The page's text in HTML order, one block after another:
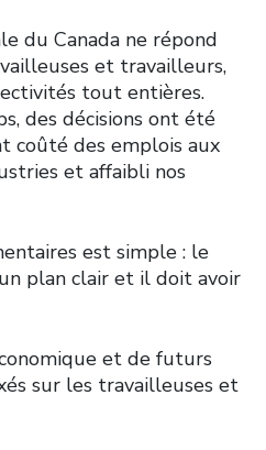
du Canada ne répond
et travailleurs,
tout entières.
des décisions ont été
coûté des emplois aux
et affaibli nos
est simple : le
plan clair et il doit avoir
et de futurs
sur les travailleuses et